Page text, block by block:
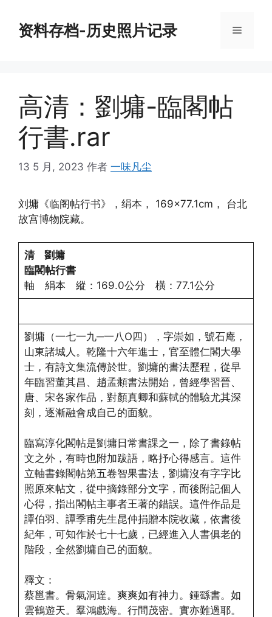
资料存档-历史照片记录 菜
高清：劉墉-臨閣帖
行書.rar
13 5 月, 2023 作者 一味凡尘
刘墉《临阁帖行书》，绢本， 169×77.1cm， 台北
故宫博物院藏。
清 劉墉
臨閣帖行書
軸 絹本 縱：169.0公分 橫：77.1公分
劉墉（一七一九─一八O四），字崇如，號石庵，
山東諸城人。乾隆十六年進士，官至體仁閣大學
士，有詩文集流傳於世。劉墉的書法歷程，從早
年臨習董其昌、趙孟頫書法開始，曾經學習晉、
唐、宋各家作品，對顏真卿和蘇軾的體驗尤其深
刻，逐漸融會成自己的面貌。
臨寫淳化閣帖是劉墉日常書課之一，除了書錄帖
文之外，有時也附加跋語，略抒心得感言。這件
立軸書錄閣帖第五卷智果書法，劉墉沒有字字比
照原來帖文，從中摘錄部分文字，而後附記個人
心得，指出閣帖主事者王著的錯誤。這件作品是
譚伯羽、譚季甫先生昆仲捐贈本院收藏，依書後
紀年，可知作於七十七歲，已經進入人書俱老的
階段，全然劉墉自己的面貌。
釋文：
蔡邕書。骨氣洞達。爽爽如有神力。鍾繇書。如
雲鶴遊天。羣鴻戲海。行間茂密。實亦難過耶。